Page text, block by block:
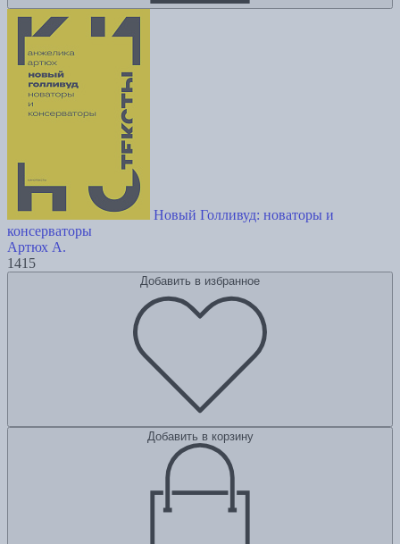
Новый Голливуд: новаторы и
консерваторы
Артюх А.
1415
Добавить в избранное
Добавить в корзину